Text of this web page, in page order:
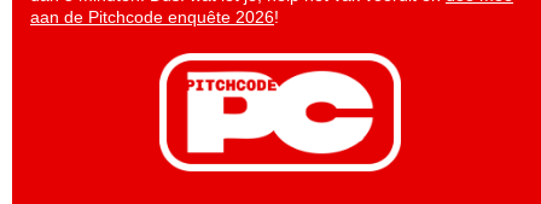
aan de Pitchcode enquête 2026!